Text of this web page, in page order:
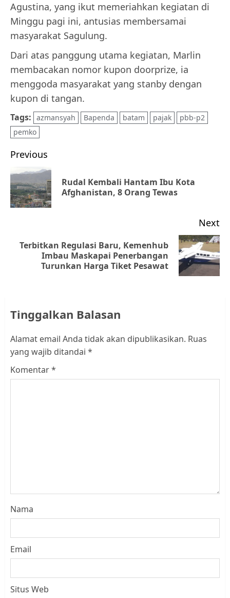
Agustina, yang ikut memeriahkan kegiatan di
Minggu pagi ini, antusias membersamai
masyarakat Sagulung.
Dari atas panggung utama kegiatan, Marlin
membacakan nomor kupon doorprize, ia
menggoda masyarakat yang stanby dengan
kupon di tangan.
Tags: azmansyah Bapenda batam pajak
pbb-p2
pemko
Post
navigation
Previous
Rudal Kembali Hantam Ibu Kota
Afghanistan, 8 Orang Tewas
Next
Next
Terbitkan Regulasi Baru, Kemenhub
Imbau Maskapai Penerbangan
Turunkan Harga Tiket Pesawat
Tinggalkan Balasan
Alamat email Anda tidak akan dipublikasikan. Ruas
yang wajib ditandai *
Komentar*
Nama
Email
Situs Web